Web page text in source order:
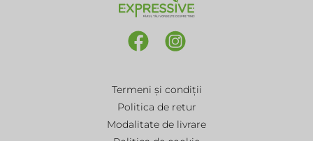
Termeni și condiții
Politica de retur
Modalitate de livrare